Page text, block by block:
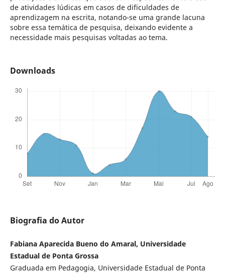
de atividades lúdicas em casos de dificuldades de
aprendizagem na escrita, notando-se uma grande lacuna
sobre essa temática de pesquisa, deixando evidente a
necessidade mais pesquisas voltadas ao tema.
Downloads
Biografia do Autor
Fabiana Aparecida Bueno do Amaral, Universidade
Estadual de Ponta Grossa
Graduada em Pedagogia, Universidade Estadual de Ponta